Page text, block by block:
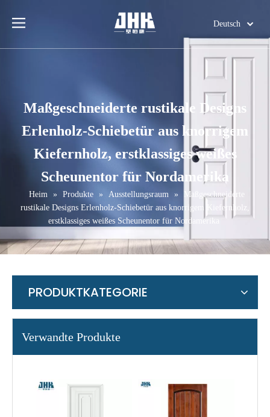
Deutsch
English
简体中文
العربية
Français
Pусский
Español
Português
Italiano
日本語
اردو
Maßgeschneiderte rustikale Designs
Erlenholz-Schiebetür aus knorrigem
Kiefernholz, erstklassiges weißes
Scheunentor für Nordamerika
Heim » Produkte » Ausstellungsraum »
Maßgeschneiderte
rustikale Designs Erlenholz-Schiebetür aus knorrigem Kiefernholz,
erstklassiges weißes Scheunentor für Nordamerika
PRODUKTKATEGORIE
Verwandte Produkte